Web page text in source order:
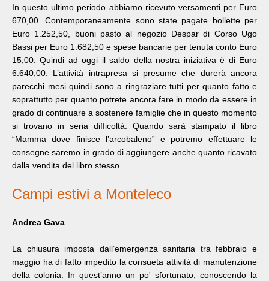
In questo ultimo periodo abbiamo ricevuto versamenti per Euro
670,00. Contemporaneamente sono state pagate bollette per
Euro 1.252,50, buoni pasto al negozio Despar di Corso Ugo
Bassi per Euro 1.682,50 e spese bancarie per tenuta conto Euro
15,00. Quindi ad oggi il saldo della nostra iniziativa è di Euro
6.640,00. L’attività intrapresa si presume che durerà ancora
parecchi mesi quindi sono a ringraziare tutti per quanto fatto e
soprattutto per quanto potrete ancora fare in modo da essere in
grado di continuare a sostenere famiglie che in questo momento
si trovano in seria difficoltà. Quando sarà stampato il libro
“Mamma dove finisce l’arcobaleno” e potremo effettuare le
consegne saremo in grado di aggiungere anche quanto ricavato
dalla vendita del libro stesso.
Campi estivi a Monteleco
Andrea Gava
La chiusura imposta dall’emergenza sanitaria tra febbraio e
maggio ha di fatto impedito la consueta attività di manutenzione
della colonia. In quest’anno un po' sfortunato, conoscendo la